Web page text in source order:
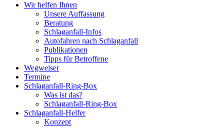
Wir helfen Ihnen
Unsere Auffassung
Beratung
Schlaganfall-Infos
Autofahren nach Schlaganfall
Publikationen
Tipps für Betroffene
Wegweiser
Termine
Schlaganfall-Ring-Box
Was ist das?
Schlaganfall-Ring-Box
Schlaganfall-Helfer
Konzept